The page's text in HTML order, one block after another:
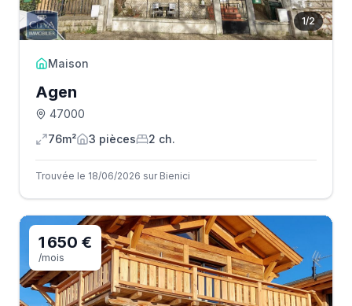
1/2
Maison
Agen
47000
76m²
3 pièces 2 ch.
Trouvée le 18/06/2026 sur Bienici
1 650 €
/mois